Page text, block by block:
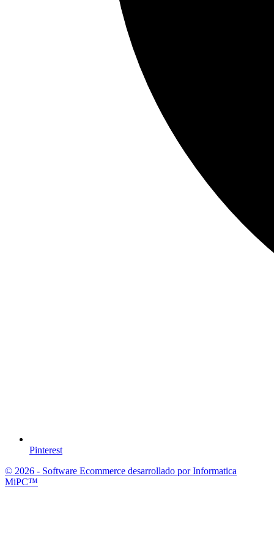
Pinterest
© 2026 - Software Ecommerce desarrollado por Informatica
MiPC™